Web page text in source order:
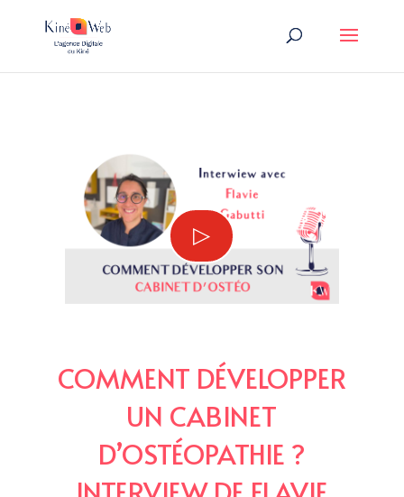
▷
COMMENT DÉVELOPPER
UN CABINET
D’OSTÉOPATHIE ?